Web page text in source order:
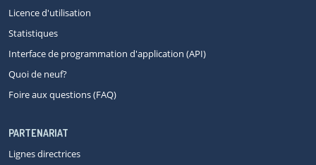
Licence d'utilisation
Statistiques
Interface de programmation d'application (API)
Quoi de neuf?
Foire aux questions (FAQ)
PARTENARIAT
Lignes directrices